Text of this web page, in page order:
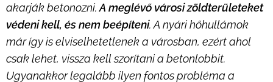
akarják betonozni.A meglévő városi zöldterületeket
védeni kell, és nem beépíteni. A nyári hőhullámok
már így is elviselhetetlenek a városban, ezért ahol
csak lehet, vissza kell szorítani a betonlobbit.
Ugyanakkor legalább ilyen fontos probléma a